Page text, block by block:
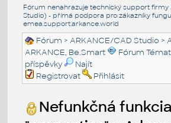
Fórum nenahrazuje technický support firmy
Studio) - přímá podpora pro zákazníky
emea.support.arkance.world
Fórum >ARKANCE/CAD Studio >
ARKANCE, Be.Smart
Fórum
příspěvky
Najít
Registrovat
Přihlásit
Nefunkčná funkcia